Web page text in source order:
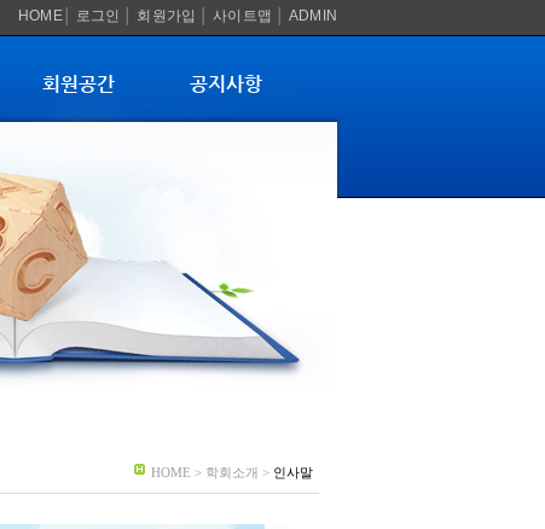
HOME│ 로그인 회원가입 사이트맵 ADMIN
회원공간 공지사항
HOME > 학회소개 > 인사말